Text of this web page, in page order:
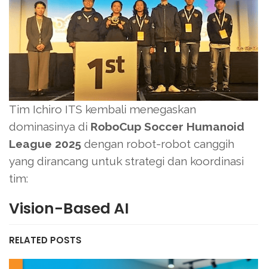
Tim Ichiro ITS kembali menegaskan
dominasinya di RoboCup Soccer Humanoid
League 2025 dengan robot-robot canggih
yang dirancang untuk strategi dan koordinasi
tim:
Vision-Based AI
RELATED POSTS